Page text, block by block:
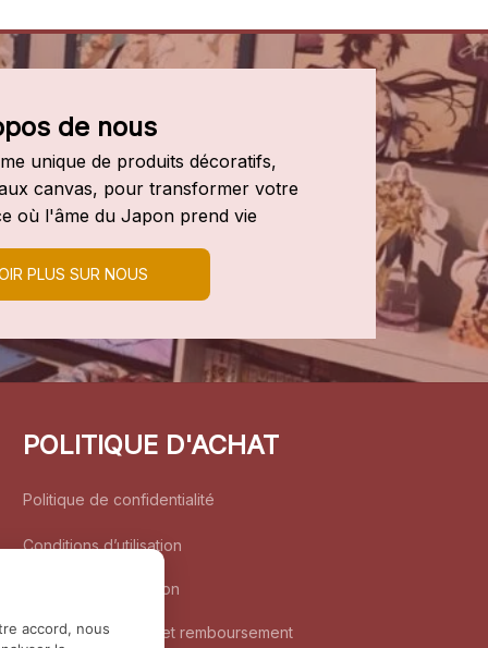
de nous
unique de produits décoratifs,
canvas, pour transformer votre
où l'âme du Japon prend vie
PLUS SUR NOUS
POLITIQUE D'ACHAT
Politique de confidentialité
Conditions d’utilisation
Politique d’expédition
Politique de retour et remboursement
accord, nous